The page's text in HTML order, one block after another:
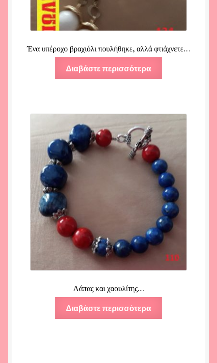
Ένα υπέροχο βραχιόλι πουλήθηκε, αλλά φτιάχνετε…
Διαβάστε περισσότερα
Λάπας και χαουλίτης…
Διαβάστε περισσότερα